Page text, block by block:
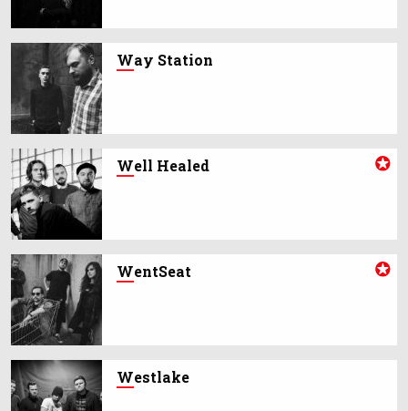
Way Station
Well Healed
WentSeat
Westlake